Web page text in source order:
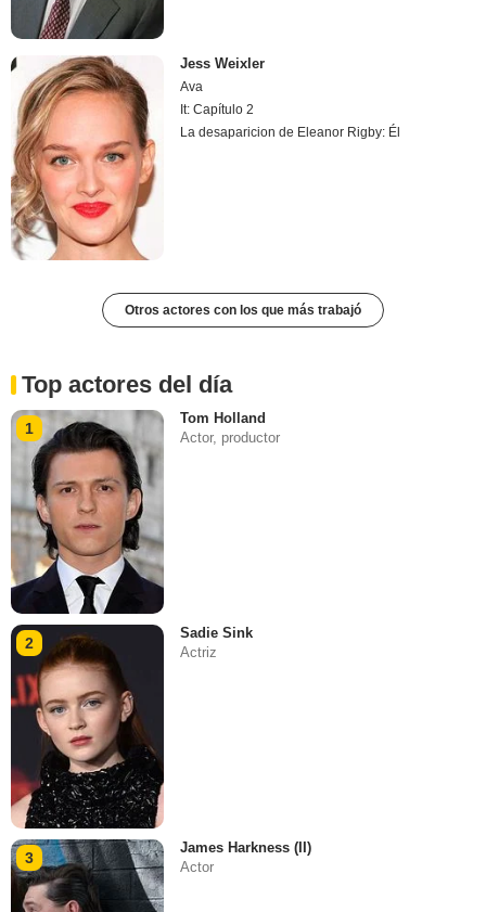
Jess Weixler
Ava
It: Capítulo 2
La desaparicion de Eleanor Rigby: Él
Otros actores con los que más trabajó
Top actores del día
1
Tom Holland
Actor, productor
2
Sadie Sink
Actriz
3
James Harkness (II)
Actor